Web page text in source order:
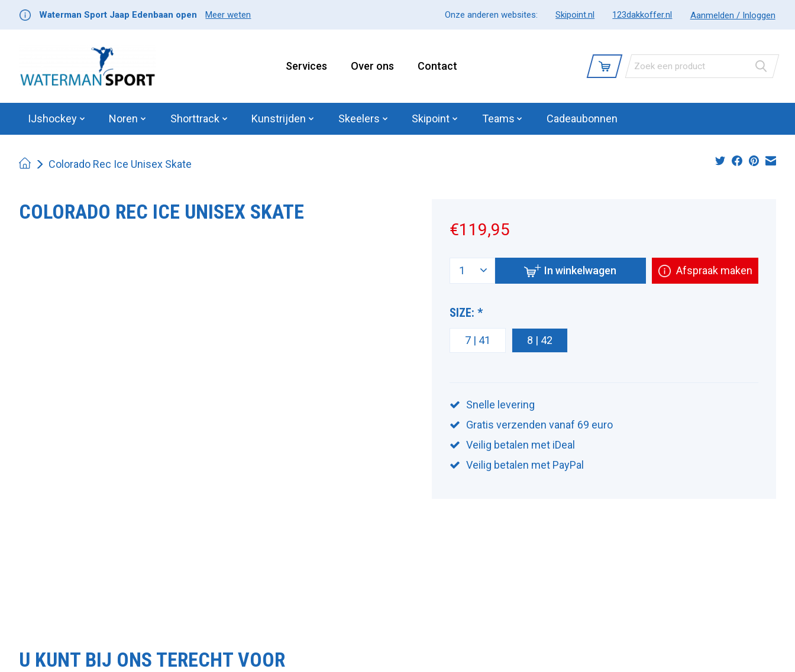
Waterman Sport Jaap Edenbaan open Meer weten Onze anderen websites: Skipoint.nl 123dakkoffer.nl Aanmelden / Inloggen
Services Over ons Contact
IJshockey Noren Shorttrack Kunstrijden Skeelers Skipoint Teams Cadeaubonnen
Colorado Rec Ice Unisex Skate
COLORADO REC ICE UNISEX SKATE
€119,95
In winkelwagen Afspraak maken
SIZE: *
7 | 41 8 | 42
Snelle levering
Gratis verzenden vanaf 69 euro
Veilig betalen met iDeal
Veilig betalen met PayPal
U KUNT BIJ ONS TERECHT VOOR